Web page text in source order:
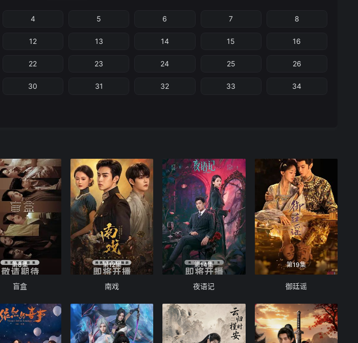
4 5 6 7 8
12 13 14 15 16
22 23 24 25 26
30 31 32 33 34
第8集
盲盒
第12集
南戏
第14集
夜语记
第19集
御廷谣